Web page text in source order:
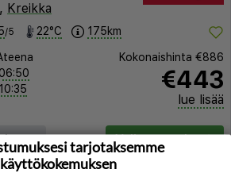
, Kreikka
/5 22°C 175km
06:50
10:35
Kokonaishinta €886
€443
lue lisää
lento Valitse matka
tarjotaksemme